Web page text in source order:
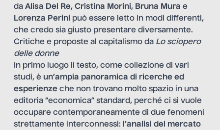
da Alisa Del Re, Cristina Morini, Bruna Mura e
Lorenza Perini può essere letto in modi differenti,
che credo sia giusto presentare diversamente.
Critiche e proposte al capitalismo da Lo sciopero
delle donne
In primo luogo il testo, come collezione di vari
studi, è un’ampia panoramica di ricerche ed
esperienze che non trovano molto spazio in una
editoria “economica” standard, perché ci si vuole
occupare contemporaneamente di due fenomeni
strettamente interconnessi: l’analisi del mercato